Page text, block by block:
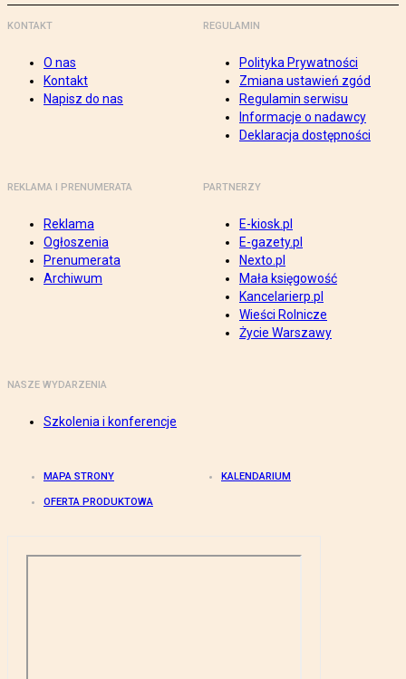
KONTAKT
O nas
Kontakt
Napisz do nas
REGULAMIN
Polityka Prywatności
Zmiana ustawień zgód
Regulamin serwisu
Informacje o nadawcy
Deklaracja dostępności
REKLAMA I PRENUMERATA
Reklama
Ogłoszenia
Prenumerata
Archiwum
PARTNERZY
E-kiosk.pl
E-gazety.pl
Nexto.pl
Mała księgowość
Kancelarierp.pl
Wieści Rolnicze
Życie Warszawy
NASZE WYDARZENIA
Szkolenia i konferencje
MAPA STRONY KALENDARIUM
OFERTA PRODUKTOWA